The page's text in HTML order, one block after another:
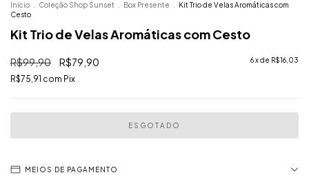
Início Coleção Shop Sunset Box Presente
Kit Trio de Velas Aromáticas com
Cesto
Kit Trio de Velas Aromáticas com Cesto
R$99,90 R$79,90 6x de R$16,03
R$75,91 com Pix
MEIOS DE PAGAMENTO